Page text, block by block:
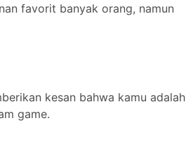
favorit banyak orang, namun
kesan bahwa kamu adalah
game.